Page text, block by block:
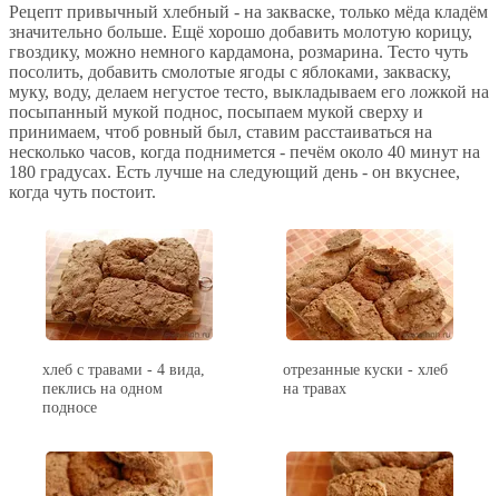
Рецепт привычный хлебный - на закваске, только мёда кладём
значительно больше. Ещё хорошо добавить молотую корицу,
гвоздику, можно немного кардамона, розмарина. Тесто чуть
посолить, добавить смолотые ягоды с яблоками, закваску,
муку, воду, делаем негустое тесто, выкладываем его ложкой на
посыпанный мукой поднос, посыпаем мукой сверху и
принимаем, чтоб ровный был, ставим расстаиваться на
несколько часов, когда поднимется - печём около 40 минут на
180 градусах. Есть лучше на следующий день - он вкуснее,
когда чуть постоит.
хлеб с травами - 4 вида,
пеклись на одном
подносе
отрезанные куски - хлеб
на травах